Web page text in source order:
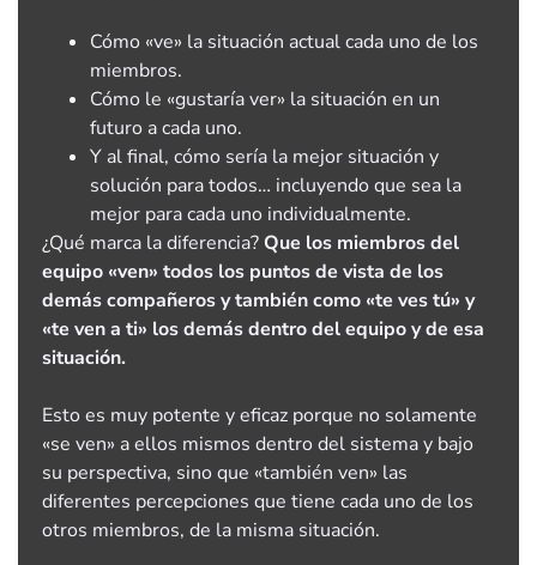
Cómo «ve» la situación actual cada uno de los
miembros.
Cómo le «gustaría ver» la situación en un
futuro a cada uno.
Y al final, cómo sería la mejor situación y
solución para todos… incluyendo que sea la
mejor para cada uno individualmente.
¿Qué marca la diferencia? Que los miembros del
equipo «ven» todos los puntos de vista de los
demás compañeros y también como «te ves tú» y
«te ven a ti» los demás dentro del equipo y de esa
situación.
Esto es muy potente y eficaz porque no solamente
«se ven» a ellos mismos dentro del sistema y bajo
su perspectiva, sino que «también ven» las
diferentes percepciones que tiene cada uno de los
otros miembros, de la misma situación.